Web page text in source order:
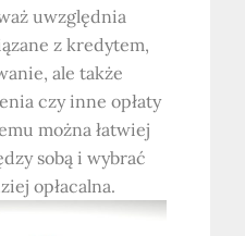
uwzględnia
z kredytem,
ale także
czy inne opłaty
można łatwiej
sobą i wybrać
opłacalna.